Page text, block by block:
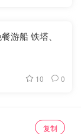
游船 铁塔、
10 0
复制